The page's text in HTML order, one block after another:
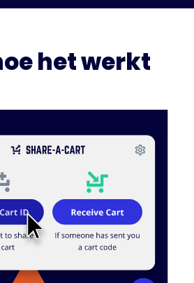
het werkt